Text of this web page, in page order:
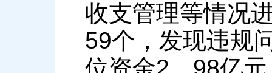
收支管理等情况
59个，发现违规